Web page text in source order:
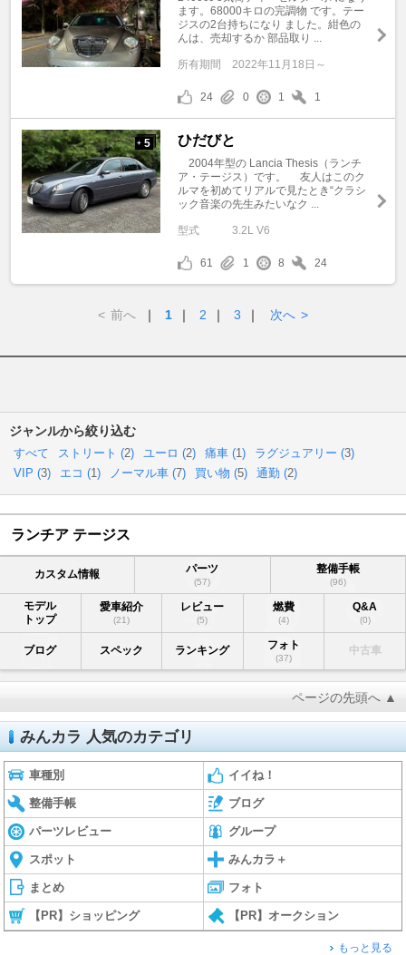
ます。68000キロの完調物 です。テー
ジスの2台持ちになり ました。紺色の
んは、売却するか 部品取り ...
所有期間 2022年11月18日～
24 0 1 1
+ 5 ひだびと
2004年型の Lancia Thesis（ランチ
ア・テージス）です。 友人はこのク
ルマを初めてリアルで見たとき“クラシ
ック音楽の先生みたいなク ...
型式 3.2L V6
61 1 8 24
< 前へ ｜ 1 ｜ 2 ｜ 3 ｜ 次へ >
ジャンルから絞り込む
すべて ストリート (2) ユーロ (2) 痛車 (1) ラグジュアリー (3)
VIP (3) エコ (1) ノーマル車 (7) 買い物 (5) 通勤 (2)
ランチア テージス
カスタム情報 パーツ
(57)
整備手帳
(96)
モデル
トップ
愛車紹介
(21)
レビュー
(5)
燃費
(4)
Q&A
(0)
ブログ スペック ランキング フォト
(37)
中古車
ページの先頭へ ▲
みんカラ 人気のカテゴリ
車種別 イイね！
整備手帳 ブログ
パーツレビュー グループ
スポット みんカラ＋
まとめ フォト
【PR】ショッピング 【PR】オークション
もっと見る